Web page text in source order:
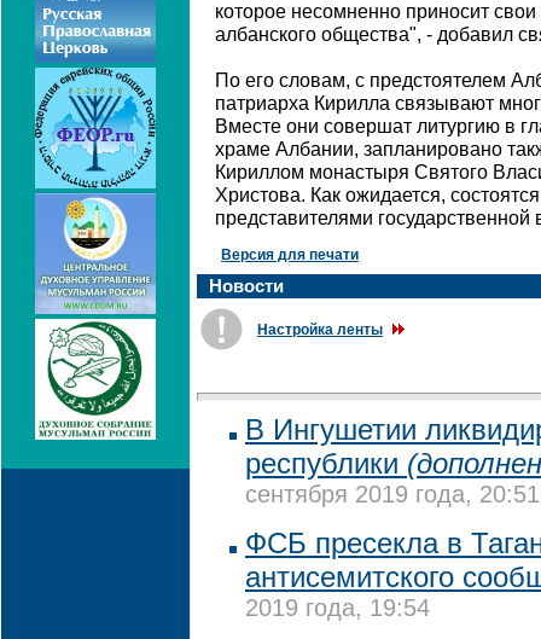
которое несомненно приносит
албанского общества", - добавил
По его словам, с предстоятелем
патриарха Кирилла связывают
Вместе они совершат литургию в
храме Албании, запланировано
Кириллом монастыря Святого
Христова. Как ожидается,
представителями государственной
Версия для печати
Новости
Настройка ленты
В Ингушетии
республики
сентября 2019 года, 20:51
ФСБ пресекла в
антисемитского
2019 года, 19:54